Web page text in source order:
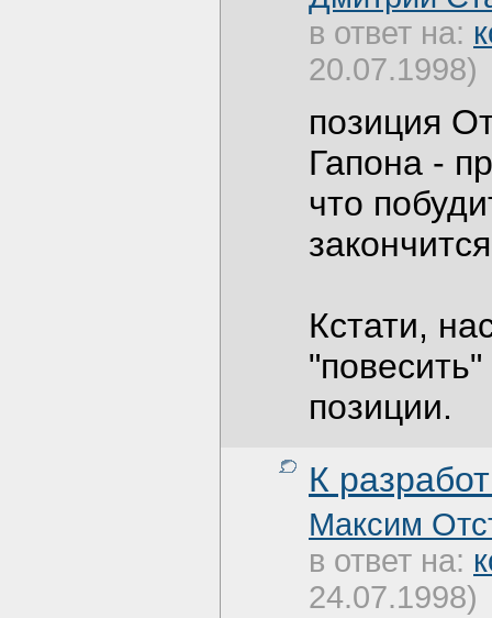
в ответ на:
20.07.1998)
позиция
Гапона -
что
Кстати,
позиции.
К
Максим
в ответ на:
24.07.1998)